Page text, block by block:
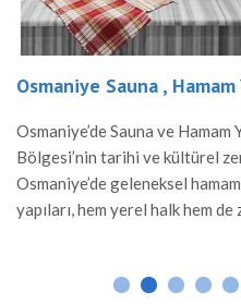
Osmaniye Sauna , Hamam
Osmaniye’de Sauna ve Hamam
Bölgesi’nin tarihi ve kültürel
Osmaniye’de geleneksel
yapıları, hem yerel halk hem
gibi dayanıklı malzemelerle